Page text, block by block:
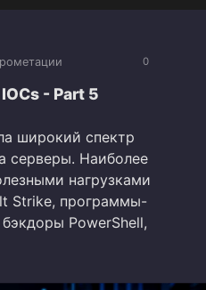
0
- Part 5
широкий спектр
серверы. Наиболее
нагрузками
Strike, программы-
PowerShell,